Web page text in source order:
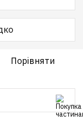
Порівняти